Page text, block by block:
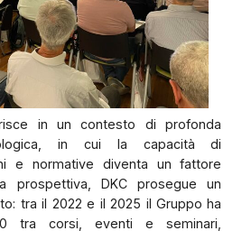
in un contesto di profonda
in cui la capacità di
e normative diventa un fattore
prospettiva, DKC prosegue un
tra il 2022 e il 2025 il Gruppo ha
tra corsi, eventi e seminari,